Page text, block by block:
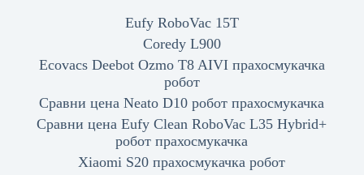
Eufy RoboVac 15T
Coredy L900
Ecovacs Deebot Ozmo T8 AIVI прахосмукачка
робот
Сравни цена Neato D10 робот прахосмукачка
Сравни цена Eufy Clean RoboVac L35 Hybrid+
робот прахосмукачка
Xiaomi S20 прахосмукачка робот